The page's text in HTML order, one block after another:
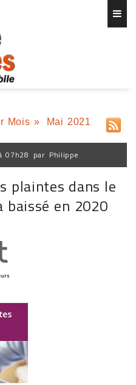
Mois » Mai 2021
07h28 par Philippe
plaintes dans le
baissé en 2020